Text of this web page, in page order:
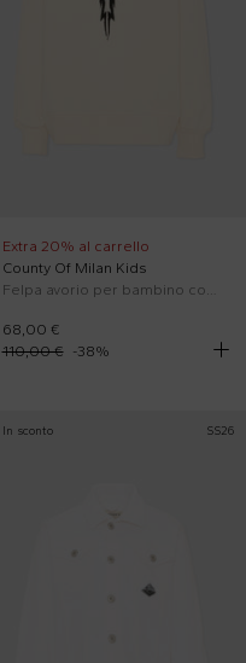
Extra 20% al carrello
County Of Milan Kids
68,00 €
110,00 €
-38%
In sconto SS26